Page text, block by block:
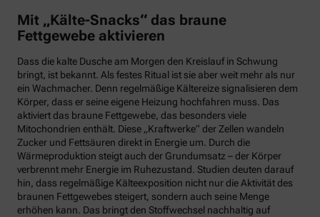
Mit „Kälte-Snacks“ das braune
Fettgewebe aktivieren
Dass die kalte Dusche am Morgen den Kreislauf in Schwung
bringt, ist bekannt. Als festes Ritual ist sie aber weit mehr als nur
ein Wachmacher. Denn regelmäßige Kältereize signalisieren dem
Körper, dass er seine eigene Heizung hochfahren muss. Das
aktiviert das braune Fettgewebe, das besonders viele
Mitochondrien enthält. Diese „Kraftwerke“ der Zellen wandeln
Zucker und Fettsäuren direkt in Energie um. Durch die
Wärmeproduktion steigt auch der Grundumsatz – der Körper
verbrennt mehr Energie im Ruhezustand. Studien deuten darauf
hin, dass regelmäßige Kälteexposition nicht nur die Aktivität des
braunen Fettgewebes steigert, sondern auch seine Menge
erhöhen kann. Das bringt den Stoffwechsel nachhaltig auf